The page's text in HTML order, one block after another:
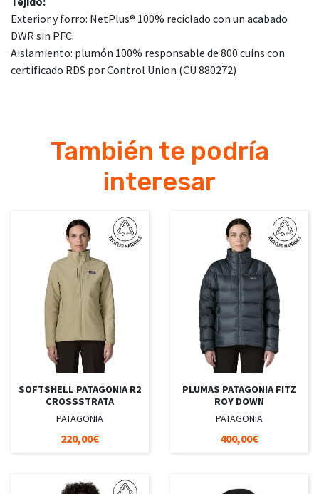
Exterior y forro: NetPlus® 100% reciclado con un acabado
DWR sin PFC.
Aislamiento: plumón 100% responsable de 800 cuins con
certificado RDS por Control Union (CU 880272)
También te podría
interesar
SOFTSHELL PATAGONIA R2
CROSSSTRATA
PATAGONIA
220,00€
PLUMAS PATAGONIA FITZ
ROY DOWN
PATAGONIA
400,00€